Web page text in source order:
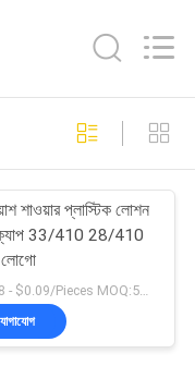
84
234
শাওয়ার প্লাস্টিক লোশন
33/410 28/410
লোগো
$0.078 - $0.09/Pieces MOQ:50000 টুকরা